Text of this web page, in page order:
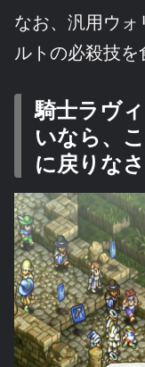
なお、汎用ウ
ルトの必殺技を
騎士ラヴ
いなら、
に戻りなさ